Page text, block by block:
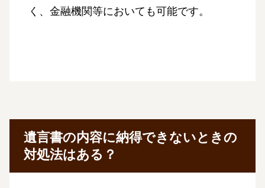
く、金融機関等においても可能です。
遺言書の内容に納得できないときの
対処法はある？